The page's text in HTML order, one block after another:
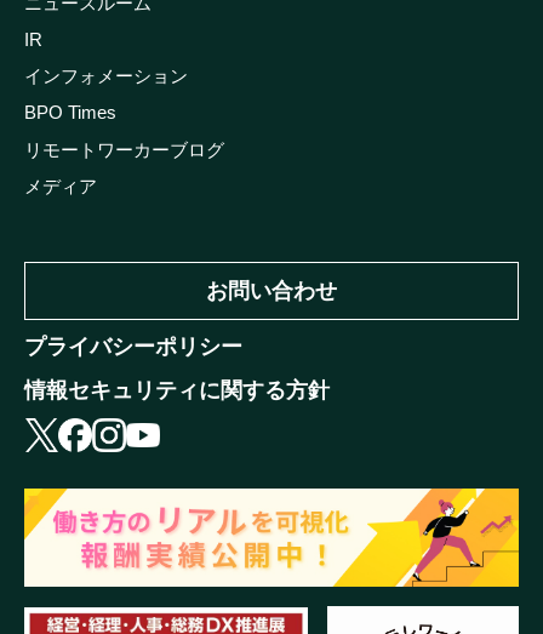
IR
インフォメーション
BPO Times
リモートワーカーブログ
メディア
お問い合わせ
プライバシーポリシー
情報セキュリティに関する方針
X facebookinstagram